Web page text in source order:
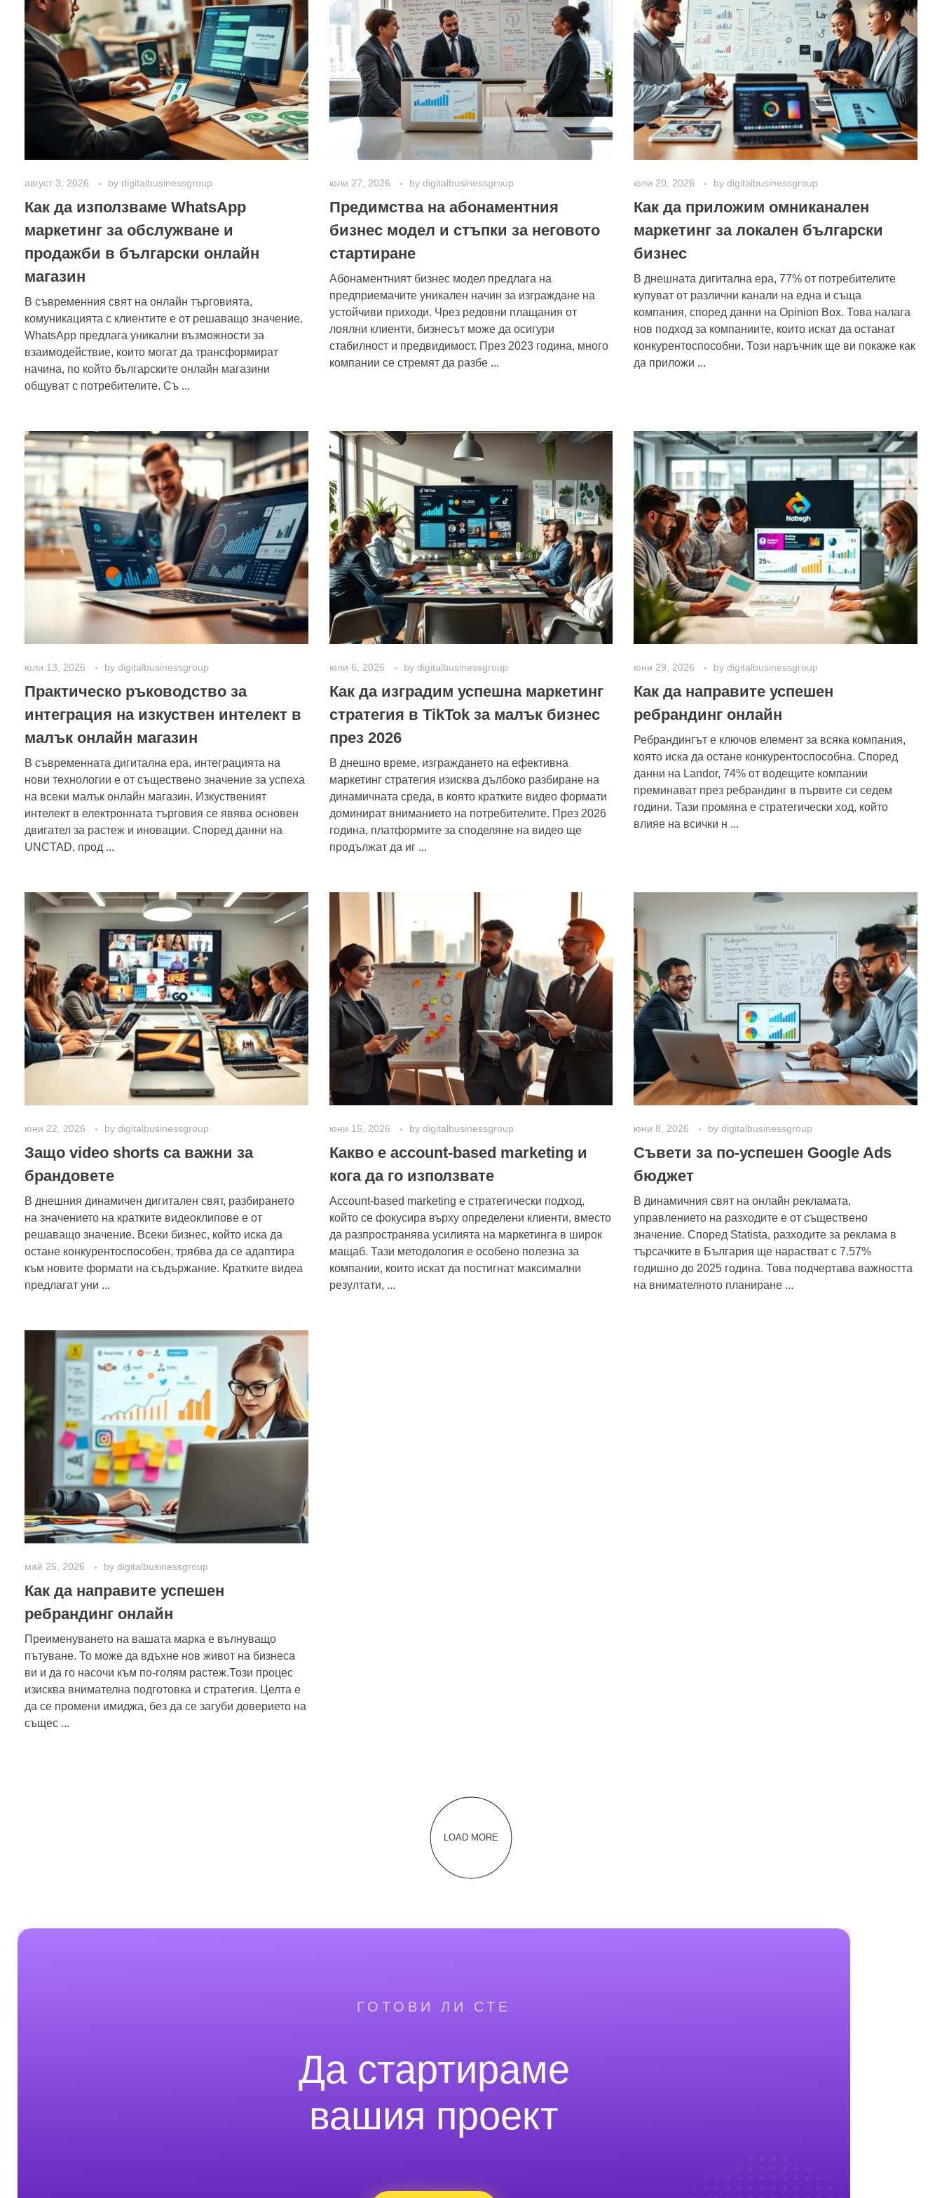
август 3, 2026 by digitalbusinessgroup
Как да използваме WhatsApp
маркетинг за обслужване и
продажби в български онлайн
магазин
В съвременния свят на онлайн търговията,
комуникацията с клиентите е от решаващо значение.
WhatsApp предлага уникални възможности за
взаимодействие, които могат да трансформират
начина, по който българските онлайн магазини
общуват с потребителите. Съ ...
юли 27, 2026 by digitalbusinessgroup
Предимства на абонаментния
бизнес модел и стъпки за неговото
стартиране
Абонаментният бизнес модел предлага на
предприемачите уникален начин за изграждане на
устойчиви приходи. Чрез редовни плащания от
лоялни клиенти, бизнесът може да осигури
стабилност и предвидимост. През 2023 година, много
компании се стремят да разбе ...
юли 20, 2026 by digitalbusinessgroup
Как да приложим омниканален
маркетинг за локален български
бизнес
В днешната дигитална ера, 77% от потребителите
купуват от различни канали на една и съща
компания, според данни на Opinion Box. Това налага
нов подход за компаниите, които искат да останат
конкурентоспособни. Този наръчник ще ви покаже как
да приложи ...
юли 13, 2026 by digitalbusinessgroup
Практическо ръководство за
интеграция на изкуствен интелект в
малък онлайн магазин
В съвременната дигитална ера, интеграцията на
нови технологии е от съществено значение за успеха
на всеки малък онлайн магазин. Изкуственият
интелект в електронната търговия се явява основен
двигател за растеж и иновации. Според данни на
UNCTAD, прод ...
юли 6, 2026 by digitalbusinessgroup
Как да изградим успешна маркетинг
стратегия в TikTok за малък бизнес
през 2026
В днешно време, изграждането на ефективна
маркетинг стратегия изисква дълбоко разбиране на
динамичната среда, в която кратките видео формати
доминират вниманието на потребителите. През 2026
година, платформите за споделяне на видео ще
продължат да иг ...
юни 29, 2026 by digitalbusinessgroup
Как да направите успешен
ребрандинг онлайн
Ребрандингът е ключов елемент за всяка компания,
която иска да остане конкурентоспособна. Според
данни на Landor, 74% от водещите компании
преминават през ребрандинг в първите си седем
години. Тази промяна е стратегически ход, който
влияе на всички н ...
юни 22, 2026 by digitalbusinessgroup
Защо video shorts са важни за
брандовете
В днешния динамичен дигитален свят, разбирането
на значението на кратките видеоклипове е от
решаващо значение. Всеки бизнес, който иска да
остане конкурентоспособен, трябва да се адаптира
към новите формати на съдържание. Кратките видеа
предлагат уни ...
юни 15, 2026 by digitalbusinessgroup
Какво е account-based marketing и
кога да го използвате
Account-based marketing е стратегически подход,
който се фокусира върху определени клиенти, вместо
да разпространява усилията на маркетинга в широк
мащаб. Тази методология е особено полезна за
компании, които искат да постигнат максимални
резултати, ...
юни 8, 2026 by digitalbusinessgroup
Съвети за по-успешен Google Ads
бюджет
В динамичния свят на онлайн рекламата,
управлението на разходите е от съществено
значение. Според Statista, разходите за реклама в
търсачките в България ще нарастват с 7.57%
годишно до 2025 година. Това подчертава важността
на внимателното планиране ...
май 25, 2026 by digitalbusinessgroup
Как да направите успешен
ребрандинг онлайн
Преименуването на вашата марка е вълнуващо
пътуване. То може да вдъхне нов живот на бизнеса
ви и да го насочи към по-голям растеж.Този процес
изисква внимателна подготовка и стратегия. Целта е
да се промени имиджа, без да се загуби доверието на
същес ...
LOAD MORE
ГОТОВИ ЛИ СТЕ
Да стартираме
вашия проект